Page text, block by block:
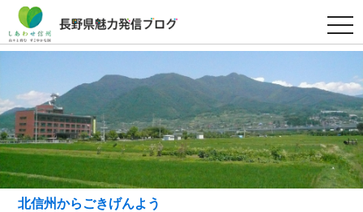
t
o
g
e
n
a
v
i
g
a
t
i
o
北信州からごきげんよう